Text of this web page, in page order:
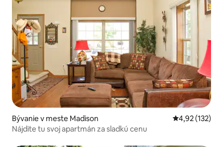
Bývanie v meste Madison Priemerné
4,92 (132)
Nájdite tu svoj apartmán za sladkú cenu